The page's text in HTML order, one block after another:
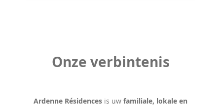
Onze verbintenis
Ardenne Résidences is uw familiale, lokale en